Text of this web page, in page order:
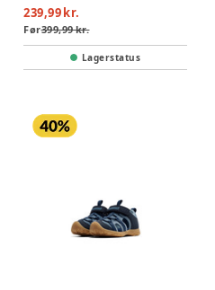
239,99 kr.
Før399,99 kr.
Lagerstatus